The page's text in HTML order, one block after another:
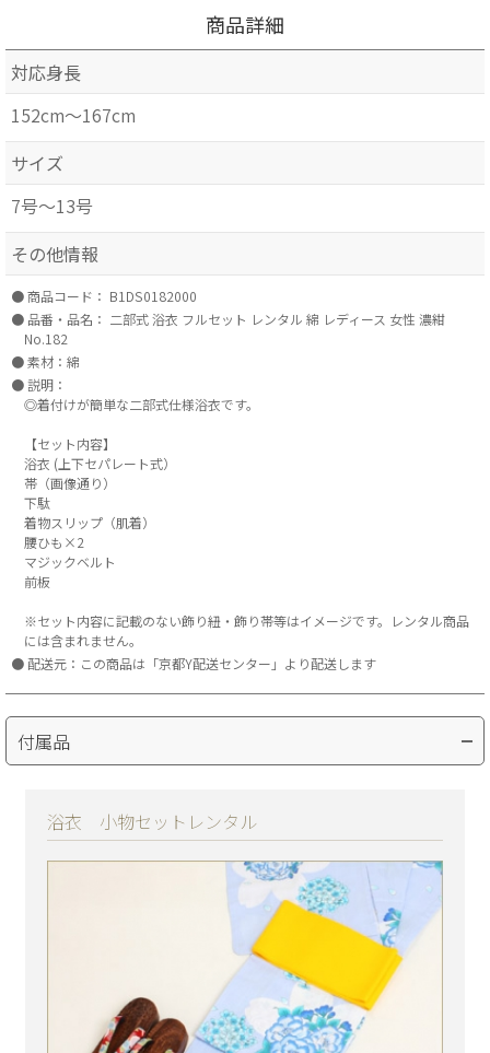
商品詳細
対応身長
152cm～167cm
サイズ
7号～13号
その他情報
商品コード： B1DS0182000
品番・品名： 二部式 浴衣 フルセット レンタル 綿 レディース 女性 濃紺
No.182
素材：綿
説明：
◎着付けが簡単な二部式仕様浴衣です。
【セット内容】
浴衣 (上下セパレート式）
帯（画像通り）
下駄
着物スリップ（肌着）
腰ひも×2
マジックベルト
前板
※セット内容に記載のない飾り紐・飾り帯等はイメージです。レンタル商品
には含まれません。
配送元：この商品は「京都Y配送センター」より配送します
付属品
浴衣 小物セットレンタル